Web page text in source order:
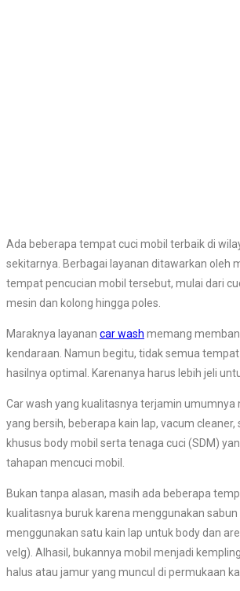
Ada beberapa tempat cuci mobil terbaik di
sekitarnya. Berbagai layanan ditawarkan oleh
tempat pencucian mobil tersebut, mulai dari
mesin dan kolong hingga poles.
Maraknya layanan car wash memang
kendaraan. Namun begitu, tidak semua
hasilnya optimal. Karenanya harus lebih jeli
Car wash yang kualitasnya terjamin umumnya
yang bersih, beberapa kain lap, vacum
khusus body mobil serta tenaga cuci (SDM)
tahapan mencuci mobil.
Bukan tanpa alasan, masih ada beberapa
kualitasnya buruk karena menggunakan
menggunakan satu kain lap untuk body dan
velg). Alhasil, bukannya mobil menjadi
halus atau jamur yang muncul di permukaan